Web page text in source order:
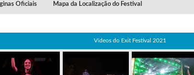
Oficiais Mapa da Localização do Festival
Vídeos do Exit Festival 2021